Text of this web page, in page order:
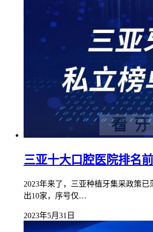
三亚十大口腔医院排名
2023年来了，三亚种植牙集采政策
出10家，序号仅…
2023年5月31日